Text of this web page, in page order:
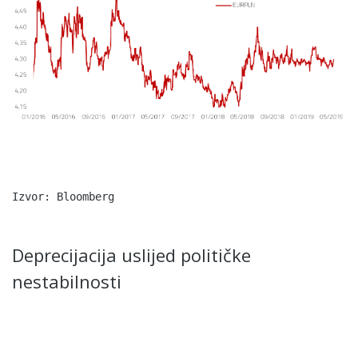
Izvor: Bloomberg
Deprecijacija uslijed političke
nestabilnosti